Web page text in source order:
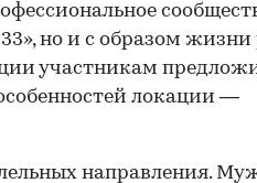
но и с образом жизни
участникам
локации —
направления.